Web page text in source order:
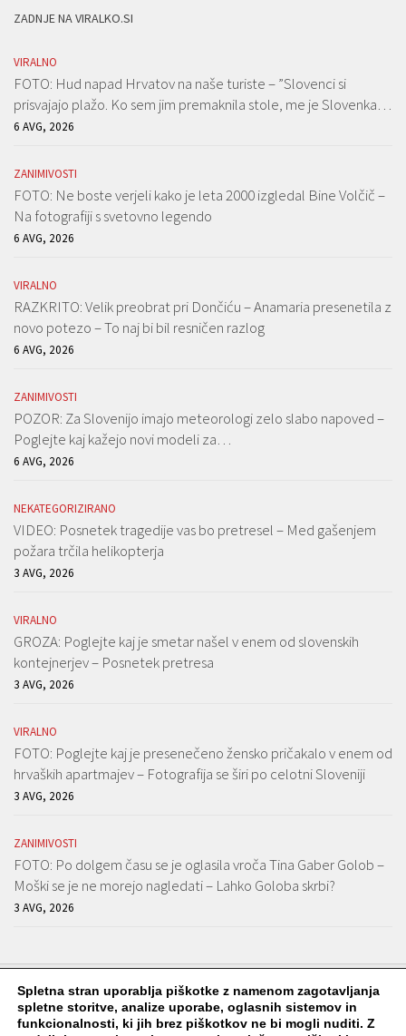
ZADNJE NA VIRALKO.SI
VIRALNO
FOTO: Hud napad Hrvatov na naše turiste – ”Slovenci si
prisvajajo plažo. Ko sem jim premaknila stole, me je Slovenka…
6 AVG, 2026
ZANIMIVOSTI
FOTO: Ne boste verjeli kako je leta 2000 izgledal Bine Volčič –
Na fotografiji s svetovno legendo
6 AVG, 2026
VIRALNO
RAZKRITO: Velik preobrat pri Dončiću – Anamaria presenetila z
novo potezo – To naj bi bil resničen razlog
6 AVG, 2026
ZANIMIVOSTI
POZOR: Za Slovenijo imajo meteorologi zelo slabo napoved –
Poglejte kaj kažejo novi modeli za…
6 AVG, 2026
NEKATEGORIZIRANO
VIDEO: Posnetek tragedije vas bo pretresel – Med gašenjem
požara trčila helikopterja
3 AVG, 2026
VIRALNO
GROZA: Poglejte kaj je smetar našel v enem od slovenskih
kontejnerjev – Posnetek pretresa
3 AVG, 2026
VIRALNO
FOTO: Poglejte kaj je presenečeno žensko pričakalo v enem od
hrvaških apartmajev – Fotografija se širi po celotni Sloveniji
3 AVG, 2026
ZANIMIVOSTI
FOTO: Po dolgem času se je oglasila vroča Tina Gaber Golob –
Moški se je ne morejo nagledati – Lahko Goloba skrbi?
3 AVG, 2026
Viralko.si © 2026. Vse pravice pridržane.
Spletna stran uporablja piškotke z namenom zagotavljanja
spletne storitve, analize uporabe, oglasnih sistemov in
funkcionalnosti, ki jih brez piškotkov ne bi mogli nuditi. Z